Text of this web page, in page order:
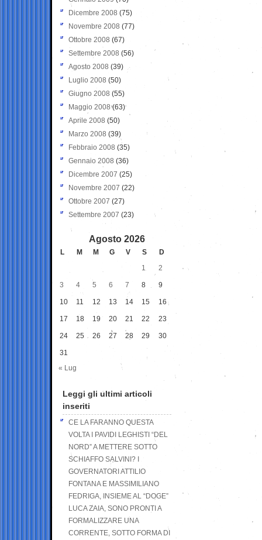
Dicembre 2008 (75)
Novembre 2008 (77)
Ottobre 2008 (67)
Settembre 2008 (56)
Agosto 2008 (39)
Luglio 2008 (50)
Giugno 2008 (55)
Maggio 2008(63)
Aprile 2008 (50)
Marzo 2008 (39)
Febbraio 2008 (35)
Gennaio 2008 (36)
Dicembre 2007 (25)
Novembre 2007 (22)
Ottobre 2007 (27)
Settembre 2007 (23)
Agosto 2026
L M M G V S
D
1
2
3 4 5 6 7 8 9
10 11 12 13 14 15 16
17 18 19 20 21 22 23
24 25 26 27 28 29 30
31
« Lug
Leggi gli ultimi articoli
inseriti
CE LA FARANNO QUESTA
VOLTA I PAVIDI LEGHISTI “DEL
NORD” A METTERE SOTTO
SCHIAFFO SALVINI? I
GOVERNATORI ATTILIO
FONTANA E MASSIMILIANO
FEDRIGA, INSIEME AL “DOGE”
LUCA ZAIA, SONO PRONTI A
FORMALIZZARE UNA
CORRENTE, SOTTO FORMA DI